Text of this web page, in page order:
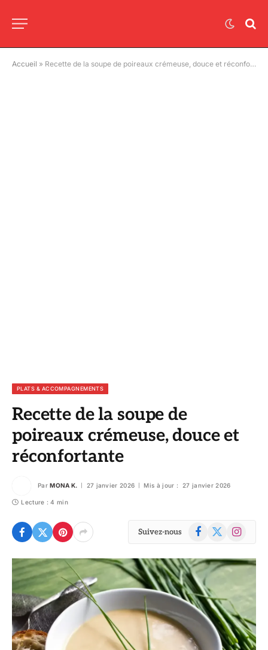
Accueil » Recette de la soupe de poireaux crémeuse, douce et réconfortante
PLATS & ACCOMPAGNEMENTS
Recette de la soupe de
poireaux crémeuse, douce et
réconfortante
Par MONA K. 27 janvier 2026 Mis à jour : 27 janvier 2026
Lecture : 4 min
Suivez-nous Facebook
X
Instagram